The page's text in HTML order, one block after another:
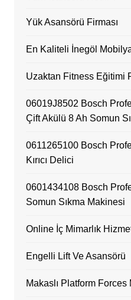
Yük Asansörü Firması
En Kaliteli İnegöl
Uzaktan Fitness Eğitimi
06019J8502 Bosch
Çift Akülü 8 Ah Somun
0611265100 Bosch
Kırıcı Delici
0601434108 Bosch
Somun Sıkma Makinesi
Online İç Mimarlık
Engelli Lift Ve Asansörü
Makaslı Platform Forces